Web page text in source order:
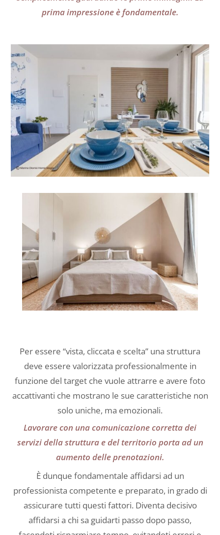
prima impressione è fondamentale.
Per essere “vista, cliccata e scelta” una struttura
deve essere valorizzata professionalmente in
funzione del target che vuole attrarre e avere foto
accattivanti che mostrano le sue caratteristiche non
solo uniche, ma emozionali.
Lavorare con una comunicazione corretta dei
servizi della struttura e del territorio porta ad un
aumento delle prenotazioni.
È dunque fondamentale affidarsi ad un
professionista competente e preparato, in grado di
assicurare tutti questi fattori. Diventa decisivo
affidarsi a chi sa guidarti passo dopo passo,